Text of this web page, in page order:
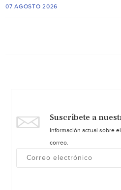
07 AGOSTO 2026
Suscríbete a
Información actual sobre
correo.